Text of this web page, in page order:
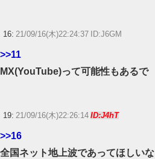
16: 21/09/16(木)22:24:37 ID:J6GM
>>11
MX(YouTube)って可能性もあるで
19: 21/09/16(木)22:26:14 ID:J4hT
>>16
全国ネット地上波であってほしいな